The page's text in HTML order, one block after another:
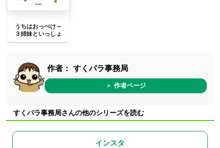
うちはおっぺけ～
３姉妹といっしょ
作者： すくパラ事務局
＞ 作者ページ
すくパラ事務局さんの他のシリーズを読む
インスタ